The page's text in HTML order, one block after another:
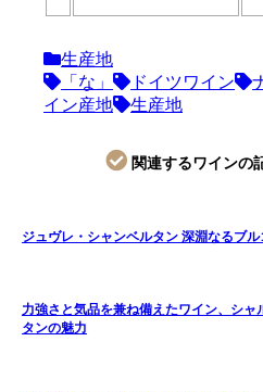
生産地
「な」
ドイツワイン
イン産地
生産地
関連するワインの
ジュヴレ・シャンベルタン 深淵なるブ
力強さと気品を兼ね備えたワイン、シャ
タンの魅力